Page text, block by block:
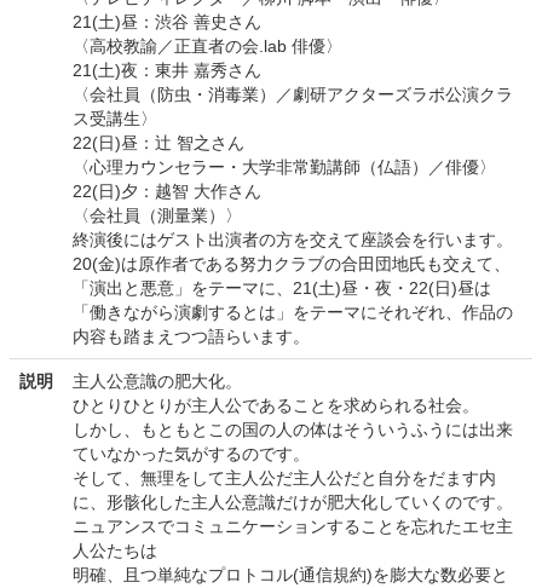
21(土)昼：渋谷 善史さん
〈高校教諭／正直者の会.lab 俳優〉
21(土)夜：東井 嘉秀さん
〈会社員（防虫・消毒業）／劇研アクターズラボ公演クラ
ス受講生〉
22(日)昼：辻 智之さん
〈心理カウンセラー・大学非常勤講師（仏語）／俳優〉
22(日)夕：越智 大作さん
〈会社員（測量業）〉
終演後にはゲスト出演者の方を交えて座談会を行います。
20(金)は原作者である努力クラブの合田団地氏も交えて、
「演出と悪意」をテーマに、21(土)昼・夜・22(日)昼は
「働きながら演劇するとは」をテーマにそれぞれ、作品の
内容も踏まえつつ語らいます。
説明
主人公意識の肥大化。
ひとりひとりが主人公であることを求められる社会。
しかし、もともとこの国の人の体はそういうふうには出来
ていなかった気がするのです。
そして、無理をして主人公だ主人公だと自分をだます内
に、形骸化した主人公意識だけが肥大化していくのです。
ニュアンスでコミュニケーションすることを忘れたエセ主
人公たちは
明確、且つ単純なプロトコル(通信規約)を膨大な数必要と